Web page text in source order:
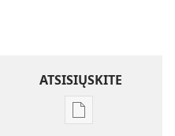
ATSISIŲSKITE
Skaitmeninių